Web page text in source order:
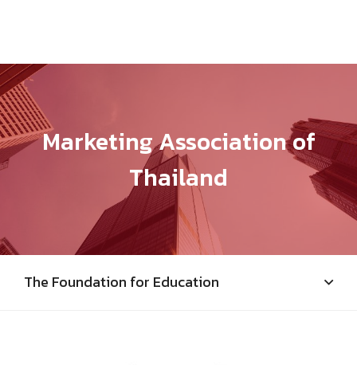
Marketing Association of
Thailand
The Foundation for Education